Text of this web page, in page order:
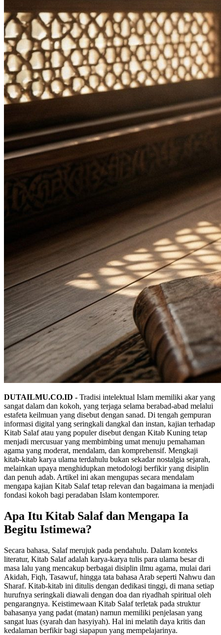
DUTAILMU.CO.ID - Tradisi intelektual Islam memiliki akar yang
sangat dalam dan kokoh, yang terjaga selama berabad-abad melalui
estafeta keilmuan yang disebut dengan sanad. Di tengah gempuran
informasi digital yang seringkali dangkal dan instan, kajian terhadap
Kitab Salaf atau yang populer disebut dengan Kitab Kuning tetap
menjadi mercusuar yang membimbing umat menuju pemahaman
agama yang moderat, mendalam, dan komprehensif. Mengkaji
kitab-kitab karya ulama terdahulu bukan sekadar nostalgia sejarah,
melainkan upaya menghidupkan metodologi berfikir yang disiplin
dan penuh adab. Artikel ini akan mengupas secara mendalam
mengapa kajian Kitab Salaf tetap relevan dan bagaimana ia menjadi
fondasi kokoh bagi peradaban Islam kontemporer.
Apa Itu Kitab Salaf dan Mengapa Ia
Begitu Istimewa?
Secara bahasa, Salaf merujuk pada pendahulu. Dalam konteks
literatur, Kitab Salaf adalah karya-karya tulis para ulama besar di
masa lalu yang mencakup berbagai disiplin ilmu agama, mulai dari
Akidah, Fiqh, Tasawuf, hingga tata bahasa Arab seperti Nahwu dan
Sharaf. Kitab-kitab ini ditulis dengan dedikasi tinggi, di mana setiap
hurufnya seringkali diawali dengan doa dan riyadhah spiritual oleh
pengarangnya. Keistimewaan Kitab Salaf terletak pada struktur
bahasanya yang padat (matan) namun memiliki penjelasan yang
sangat luas (syarah dan hasyiyah). Hal ini melatih daya kritis dan
kedalaman berfikir bagi siapapun yang mempelajarinya.